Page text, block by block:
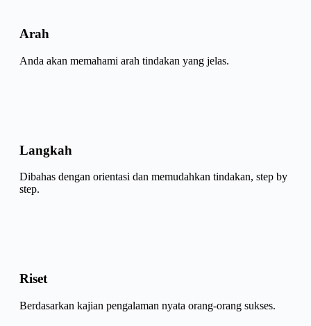
Arah
Anda akan memahami arah tindakan yang jelas.
Langkah
Dibahas dengan orientasi dan memudahkan tindakan, step by
step.
Riset
Berdasarkan kajian pengalaman nyata orang-orang sukses.